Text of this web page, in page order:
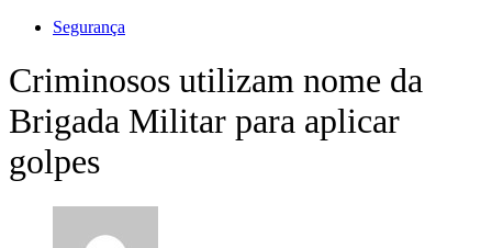
Segurança
Criminosos utilizam nome da
Brigada Militar para aplicar
golpes